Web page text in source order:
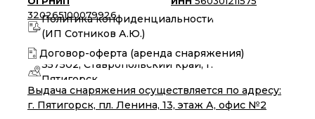
Политика конфиденциальности
(ИП Сотников А.Ю.)
320265100079926
Договор-оферта (аренда снаряжения)
Выдача снаряжения осуществляется по адресу:
г. Пятигорск, пл. Ленина, 13, этаж А, офис №2
357502, Ставропольский край, г.
Пятигорск